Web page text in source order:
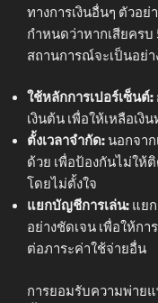
ทางการเงินอื่นๆ ตัวอย่
กำหนดว่าหากเสียคร
สถานการณ์จะเป็นอย่า
ใช้หลักการเปอร์เซ็นต์:
เงินต้น เพื่อให้เหลือเ
ตั้งเวลาจำกัด: นอกจาก
ด้วย เพื่อป้องกันไม่ให้
โดยไม่ตั้งใจ
แยกบัญชีการเล่น: แย
อย่างชัดเจน เพื่อให้ก
ต่อภาระค่าใช้จ่ายอื่น
การยอมรับความพ่าย